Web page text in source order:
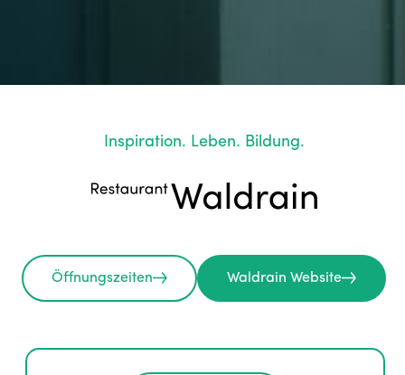
Inspiration. Leben. Bildung.
Öffnungszeiten Waldrain Website